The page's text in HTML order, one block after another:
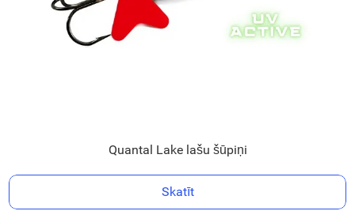
Quantal Lake lašu šūpiņi
Skatīt